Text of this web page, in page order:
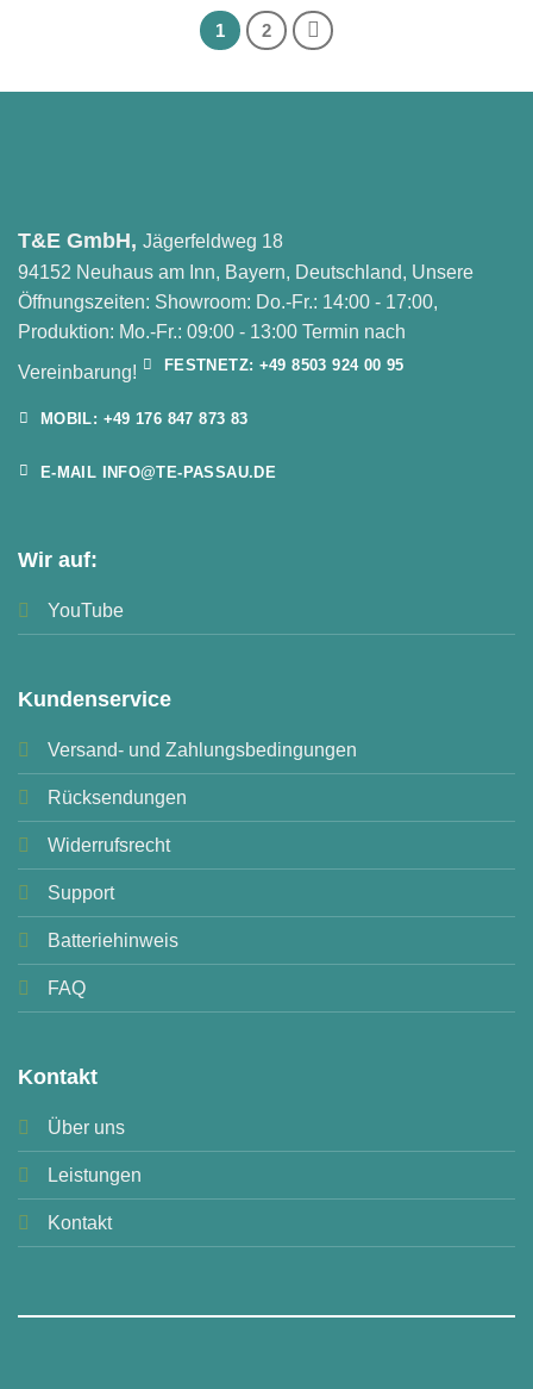
1 2
T&E GmbH, Jägerfeldweg 18
94152 Neuhaus am Inn, Bayern, Deutschland, Unsere
Öffnungszeiten: Showroom: Do.-Fr.: 14:00 - 17:00,
Produktion: Mo.-Fr.: 09:00 - 13:00 Termin nach
Vereinbarung!
FESTNETZ: +49 8503 924 00 95
MOBIL: +49 176 847 873 83
E-MAIL INFO@TE-PASSAU.DE
Wir auf:
YouTube
Kundenservice
Versand- und Zahlungsbedingungen
Rücksendungen
Widerrufsrecht
Support
Batteriehinweis
FAQ
Kontakt
Über uns
Leistungen
Kontakt